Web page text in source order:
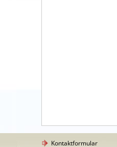
Kontaktformular